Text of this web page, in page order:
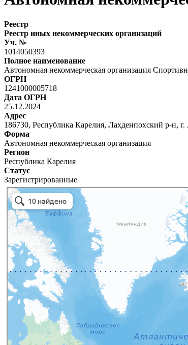
Реестр
Реестр иных некоммерческих организаций
Уч. №
1014050393
Полное наименование
Автономная некоммерческая организация
ОГРН
1241000005718
Дата ОГРН
25.12.2024
Адрес
186730, Республика Карелия, Лахденпохский р-н,
Форма
Автономная некоммерческая организация
Регион
Республика Карелия
Статус
Зарегистрированные